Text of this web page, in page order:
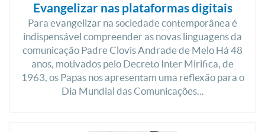
Evangelizar nas plataformas digitais
Para evangelizar na sociedade contemporânea é
indispensável compreender as novas linguagens da
comunicação Padre Clovis Andrade de Melo Há 48
anos, motivados pelo Decreto Inter Mirifica, de
1963, os Papas nos apresentam uma reflexão para o
Dia Mundial das Comunicações...